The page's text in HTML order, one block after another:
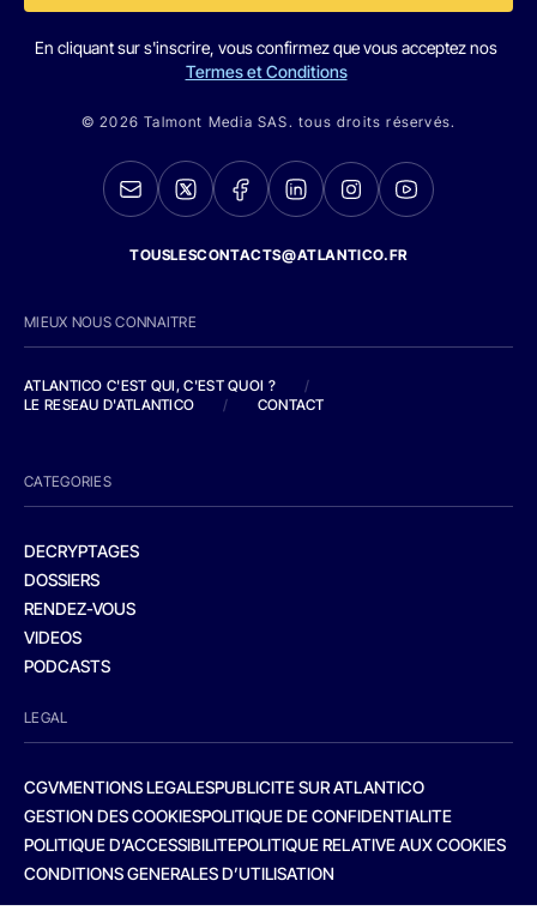
En cliquant sur s'inscrire, vous confirmez que vous acceptez nos
Termes et Conditions
© 2026 Talmont Media SAS. tous droits réservés.
TOUSLESCONTACTS@ATLANTICO.FR
MIEUX NOUS CONNAITRE
ATLANTICO C'EST QUI, C'EST QUOI ?
/
LE RESEAU D'ATLANTICO
/ CONTACT
CATEGORIES
DECRYPTAGES
DOSSIERS
RENDEZ-VOUS
VIDEOS
PODCASTS
LEGAL
CGVMENTIONS LEGALESPUBLICITE SUR ATLANTICO
GESTION DES COOKIESPOLITIQUE DE CONFIDENTIALITE
POLITIQUE D’ACCESSIBILITEPOLITIQUE RELATIVE AUX COOKIES
CONDITIONS GENERALES D’UTILISATION